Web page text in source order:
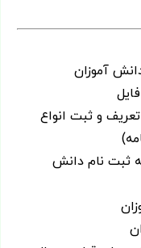
آموزان
و ثبت انواع
ثبت نام دانش